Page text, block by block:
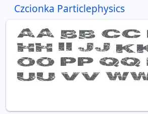
Czcionka Particlephysics